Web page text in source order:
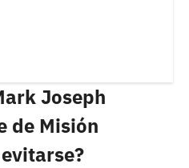
Joseph
de Misión